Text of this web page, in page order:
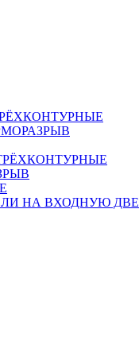
НА ВХОДНУЮ